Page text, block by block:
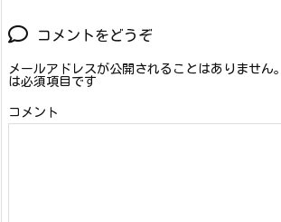
コメントをどうぞ
メールアドレスが公開されることはありません。
は必須項目です
コメント